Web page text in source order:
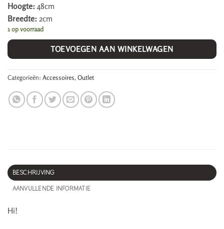
Hoogte: 48cm
Breedte: 2cm
1 op voorraad
TOEVOEGEN AAN WINKELWAGEN
Categorieën: Accessoires, Outlet
BESCHRIJVING
AANVULLENDE INFORMATIE
Hi!